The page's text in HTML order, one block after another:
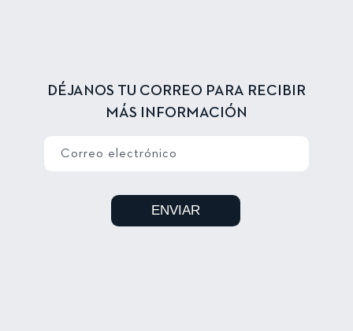
DÉJANOS TU CORREO PARA RECIBIR
MÁS INFORMACIÓN
Correo electrónico
ENVIAR